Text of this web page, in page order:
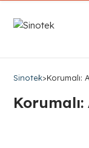
Sinotek>Korumalı: